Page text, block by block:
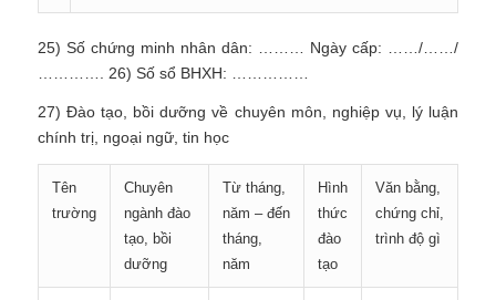
25) Số chứng minh nhân dân: ……… Ngày cấp: ……/……/
…………. 26) Số sổ BHXH: ……………
27) Đào tạo, bồi dưỡng về chuyên môn, nghiệp vụ, lý luận
chính trị, ngoại ngữ, tin học
Tên
trường
Chuyên
ngành đào
tạo, bồi
dưỡng
Từ tháng,
năm – đến
tháng,
năm
Hình
thức
đào
tạo
Văn bằng,
chứng chỉ,
trình độ gì